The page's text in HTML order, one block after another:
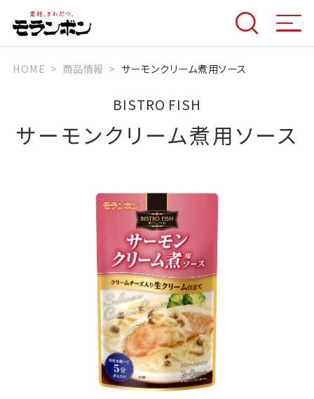
HOME 商品情報 サーモンクリーム煮用ソース
BISTRO FISH
サーモンクリーム煮用ソース